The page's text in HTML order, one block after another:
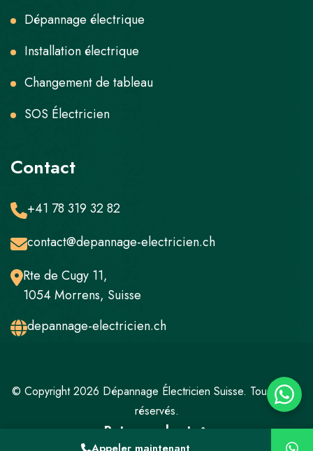
Dépannage électrique
Installation électrique
Changement de tableau
SOS Électricien
Contact
+41 78 319 32 82
contact@depannage-electricien.ch
Rte de Cugy 11,
1054 Morrens, Suisse
depannage-electricien.ch
© Copyright 2026 Dépannage Électricien Suisse. Tous droits
réservés.
Retour en haut